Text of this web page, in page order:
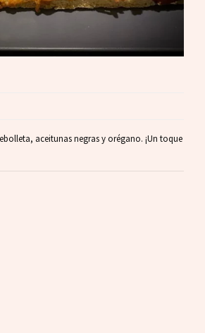
aceitunas negras y orégano. ¡Un toque